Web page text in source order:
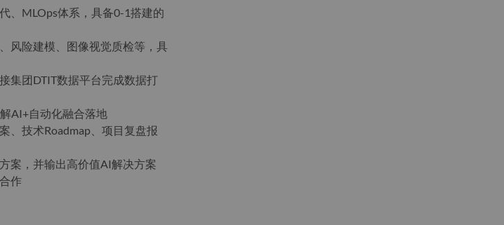
、MLOps体系，具备0-1搭建的
风险建模、图像视觉质检等，具
集团DTIT数据平台完成数据打
AI+自动化融合落地
、技术Roadmap、项目复盘报
案，并输出高价值AI解决方案
作